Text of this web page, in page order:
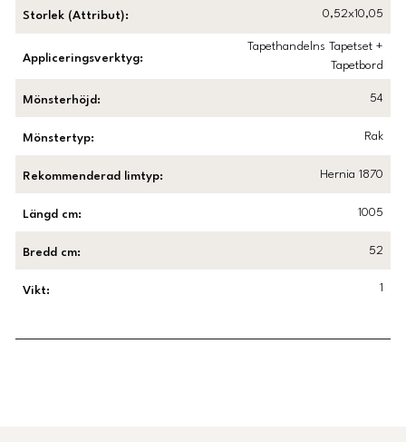
Storlek (Attribut): 0,52x10,05
Appliceringsverktyg:
Tapethandelns Tapetset +
Tapetbord
Mönsterhöjd : 54
Mönstertyp: Rak
Rekommenderad limtyp: Hernia 1870
Längd cm: 1005
Bredd cm: 52
Vikt: 1